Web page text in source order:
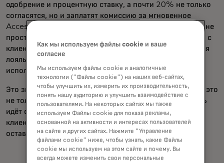
одобрение и процентную ставку, а почти 20% не только
согласятся, но и заплатят комиссию за мгновенное
Access к открытию счета. Но ценность согласия — это не
просто сумма доллара, а вопрос о построении доверия с
клиентами, которые с большей вероятностью останутся
лояльными, если понимают и контролируют
использование их данных.
Это значит, что получение разрешения потребителя — это
не только соблюдение юридических обязательств. Речь
идёт о том, чтобы обеспечить лучший опыт и показать
клиенту, что вы — поставщик, с которым стоит
оставаться.
Как мы используем файлы cookie и ваше
согласие
Мы используем файлы cookie и аналогичные
технологии ("Файлы cookie") на наших веб-сайтах,
чтобы улучшить их, измерить их производительность,
понять нашу аудиторию и улучшить взаимодействие с
пользователями. На некоторых сайтах мы также
используем Файлы cookie для показа рекламы,
основанной на активности и интересах пользователей
на сайте и других сайтах. Нажмите "Управление
файлами cookie" ниже, чтобы узнать, какие Файлы
cookie мы используем на этом сайте и почему. Вы
всегда можете изменить свои персональные